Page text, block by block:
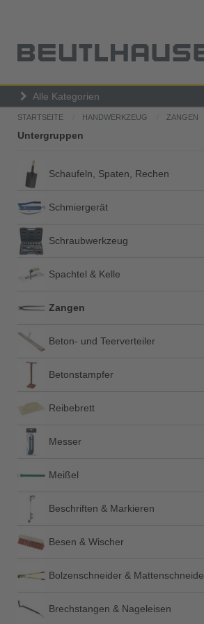
Alle Kategorien
STARTSEITE HANDWERKZEUG ZANGEN
Untergruppen
Schaufeln, Spaten, Rechen
Schmiergerät
Schraubwerkzeug
Spachtel & Kelle
Zangen
Beton- und Teerverteiler
Betonstampfer
Reibebrett
Messer
Meißel
Beschriften & Markieren
Besen & Wischer
Bolzenschneider &
Brechstangen & Nageleisen